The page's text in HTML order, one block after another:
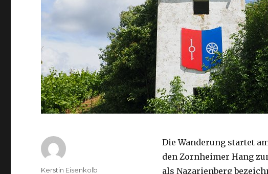
Die Wanderung startet
den Zornheimer Hang
als Nazarienberg
Autor
Kerstin Eisenkolb